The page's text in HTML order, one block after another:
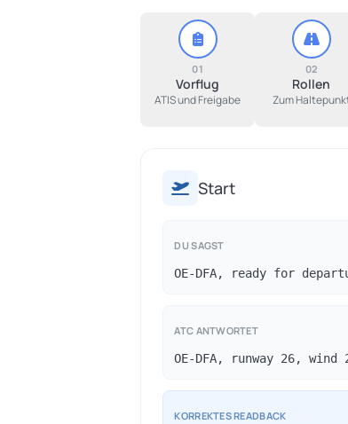
01
Vorflug
ATIS und Freigabe
02
Rollen
Zum
Start
DU SAGST
OE-DFA, ready for
ATC ANTWORTET
OE-DFA, runway 26,
KORREKTES READBACK